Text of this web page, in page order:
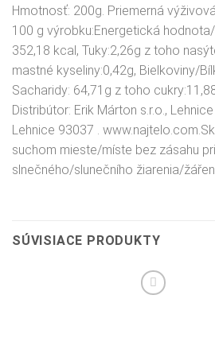
Hmotnosť: 200g. Priemerná
100 g výrobku:Energetická
352,18 kcal, Tuky:2,26g z toho
mastné kyseliny:0,42g, Bielkoviny/
Sacharidy: 64,71g z toho
Distribútor: Erik Márton s.r.o.,
Lehnice 93037 .
suchom mieste/míste bez zásahu
slnečného/slunečního žiarenia/
SÚVISIACE PRODUKTY